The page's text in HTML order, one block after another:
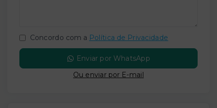
Concordo com a Política de Privacidade
Enviar por WhatsApp
Ou enviar por E-mail